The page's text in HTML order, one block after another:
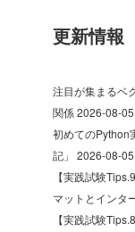
更新情報
注目が集まるベ
関係2026-08-05
初めての
記」 2026-08-05
【実践試験
マットとインタ
【実践試験